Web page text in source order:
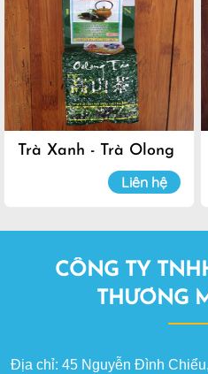
Trà Xanh - Trà Olong
Liên hệ
CÔNG TY
THƯƠNG
Địa chỉ: 45 Nguyễn Đình